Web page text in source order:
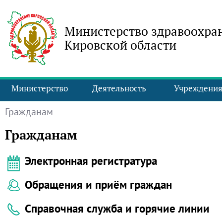
Министерство
Кировской области
Министерство Деятельность Учреждения
Гражданам
Гражданам
Электронная регистратура
Обращения и приём граждан
Справочная служба и горячие линии